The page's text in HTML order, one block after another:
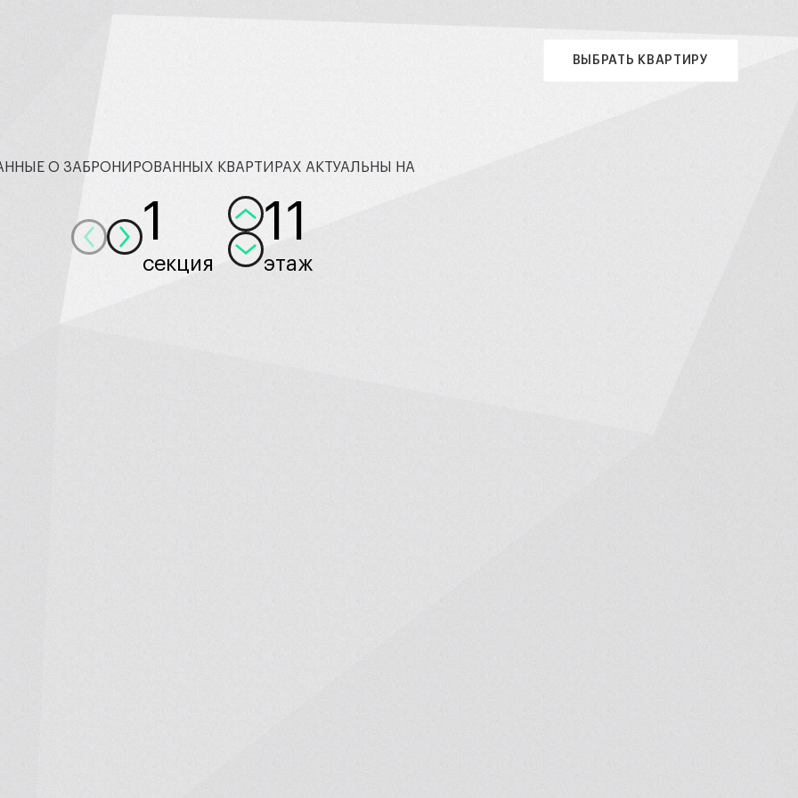
ВЫБРАТЬ КВАРТИРУ
О ЗАБРОНИРОВАННЫХ КВАРТИРАХ АКТУАЛЬНЫ НА
1
секция
11
этаж